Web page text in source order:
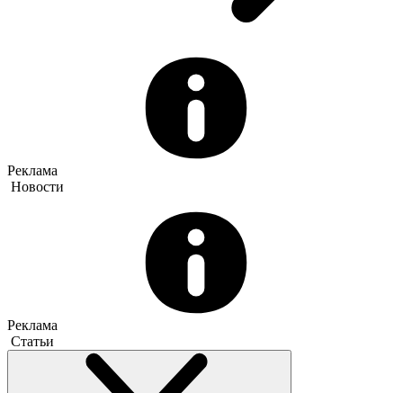
Реклама
Новости
Реклама
Статьи